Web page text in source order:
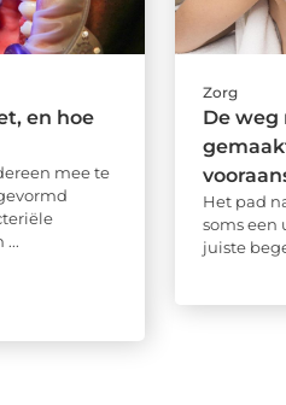
en hoe
mee te
...
Zorg
De
Het pad
soms een
juiste